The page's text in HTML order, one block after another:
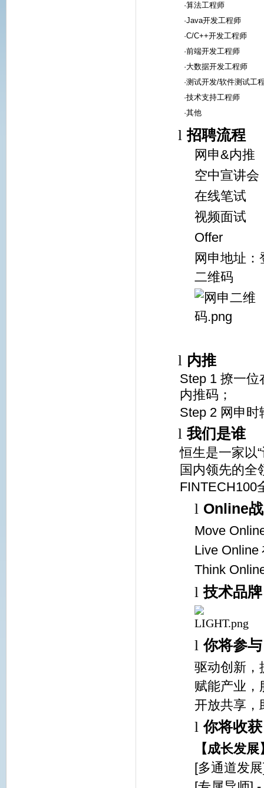
·算法工程师
·Java开发工程师
·C/C++开发工程师
·前端开发工程师
·大数据开发工程师
·测试开发/软件测试工
·技术支持工程师
·其他
l 招聘流程
网申&内
空中宣
在线笔
视频面
网申地址：
二维码
l 内推
Step 1撩一位
内推码；
Step 2 网申时
l 我们是谁
恒生是一家以
国内领先的全
FINTECH100
l Online
Move
Live Online
Think
l 技术品牌
l 你将参与
驱动创新，
赋能产业，
开放共享，
l 你将收获
【成长发展
[多通道发